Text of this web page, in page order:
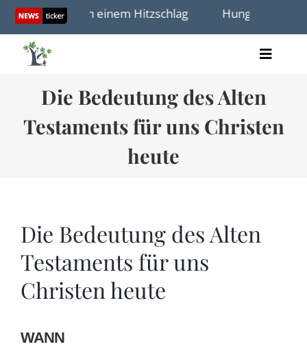
Skip
content
in Lod an einem Hitzschlag Hungersnot in
Toggle
Videos
Bücher
Spenden
Die Bedeutung des Alten
Testaments für uns Christen
heute
Die Bedeutung des Alten
Testaments für uns
Christen heute
WANN